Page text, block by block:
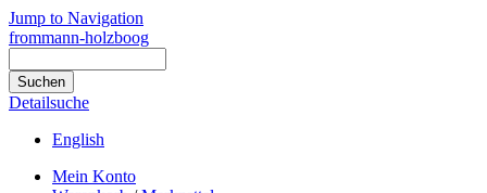
Jump to Navigation
frommann-holzboog
Detailsuche
English
Mein Konto